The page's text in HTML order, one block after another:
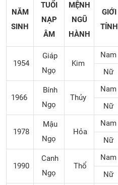
NĂM
SINH
TUỔI
NẠP
ÂM
MỆNH
NGŨ
HÀNH
GIỚI
TÍNH
1954
Giáp
Ngọ
Kim
Nam
Nữ
1966
Bính
Ngọ
Thủy
Nam
Nữ
1978
Mậu
Ngọ
Hỏa
Nam
Nữ
1990
Canh
Ngọ
Thổ
Nam
Nữ